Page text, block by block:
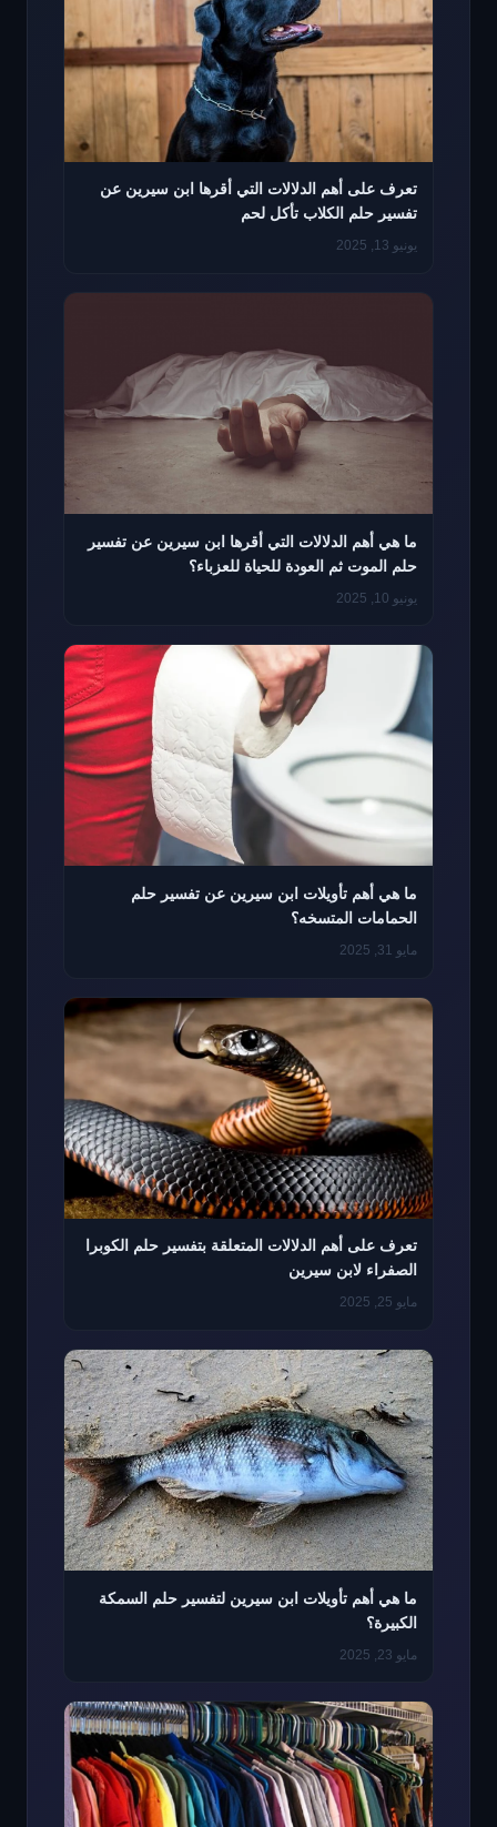
تعرف على أهم الدلالات التي أقرها ابن سيرين عن
تفسير حلم الكلاب تأكل لحم
يونيو 13, 2025
ما هي أهم الدلالات التي أقرها ابن سيرين عن تفسير
حلم الموت ثم العودة للحياة للعزباء؟
يونيو 10, 2025
ما هي أهم تأويلات ابن سيرين عن تفسير حلم
الحمامات المتسخه؟
مايو 31, 2025
تعرف على أهم الدلالات المتعلقة بتفسير حلم الكوبرا
الصفراء لابن سيرين
مايو 25, 2025
ما هي أهم تأويلات ابن سيرين لتفسير حلم السمكة
الكبيرة؟
مايو 23, 2025